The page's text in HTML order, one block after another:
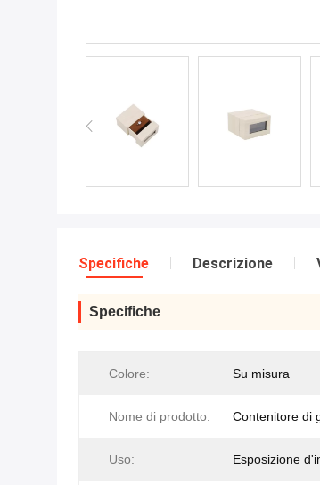
Specifiche Descrizione
Specifiche
Colore: Su misura
Nome di prodotto: Contenitore di
Uso: Esposizione